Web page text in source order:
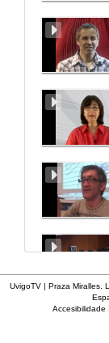
UvigoTV | Praza Miralles.
Accesibilidade |